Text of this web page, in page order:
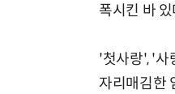
폭시킨 바 있
'첫사랑', '사
자리매김한